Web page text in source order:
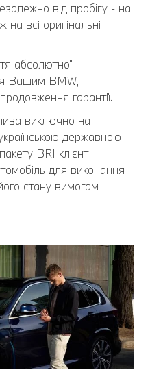
від пробігу - на
на всі оригінальні
абсолютної
Вашим BMW,
гарантії.
виключно на
державною
BRI клієнт
для виконання
стану вимогам